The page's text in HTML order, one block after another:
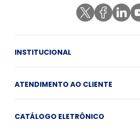
INSTITUCIONAL
ATENDIMENTO AO CLIENTE
CATÁLOGO ELETRÔNICO